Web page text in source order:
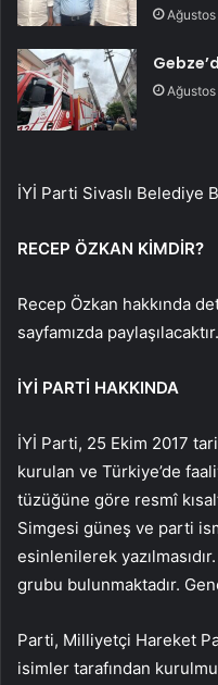
İYİ Parti Sivaslı Belediye
RECEP ÖZKAN KİMDİR?
Recep Özkan hakkında
sayfamızda paylaşılacaktır.
İYİ PARTİ HAKKINDA
İYİ Parti, 25 Ekim 2017
kurulan ve Türkiye’de
tüzüğüne göre resmî
Simgesi güneş ve parti
esinlenilerek
grubu bulunmaktadır.
Parti, Milliyetçi Hareket
isimler tarafından